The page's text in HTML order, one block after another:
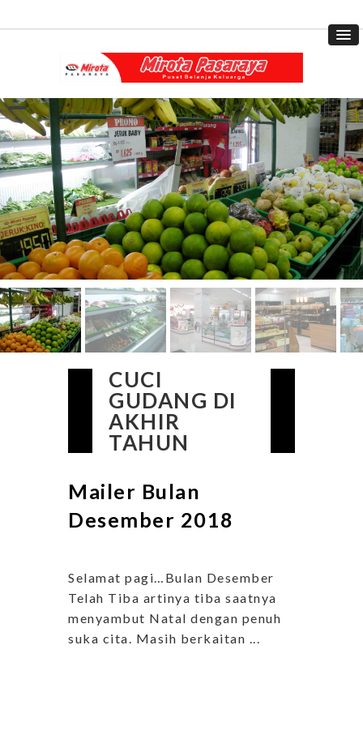
CUCI
GUDANG DI
AKHIR
TAHUN
Mailer Bulan
Desember 2018
Selamat pagi…Bulan Desember
Telah Tiba artinya tiba saatnya
menyambut Natal dengan penuh
suka cita. Masih berkaitan ...